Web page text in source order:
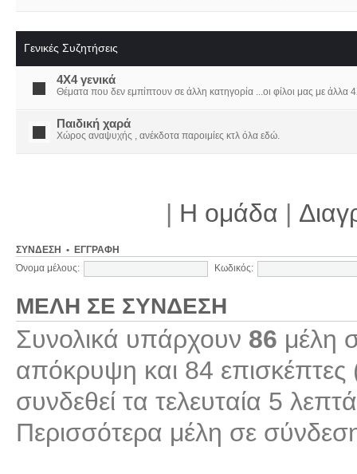
Γενικές Συζητήσεις
4X4 γενικά
Θέματα που δεν εμπίπτουν σε άλλη κατηγορία ...οι φίλοι μας με άλλα
Παιδική χαρά
Χώρος αναψυχής , ανέκδοτα παροιμίες κτλ όλα εδώ.
| Η ομάδα |
ΣΎΝΔΕΣΗ • ΕΓΓΡΑΦΉ
Όνομα μέλους: Κωδικός:
ΜΈΛΗ ΣΕ ΣΎΝΔΕΣΗ
Συνολικά υπάρχουν 86 μέλη
απόκρυψη και 84
συνδεθεί τα τελευταία 5
Περισσότερα μέλη σε